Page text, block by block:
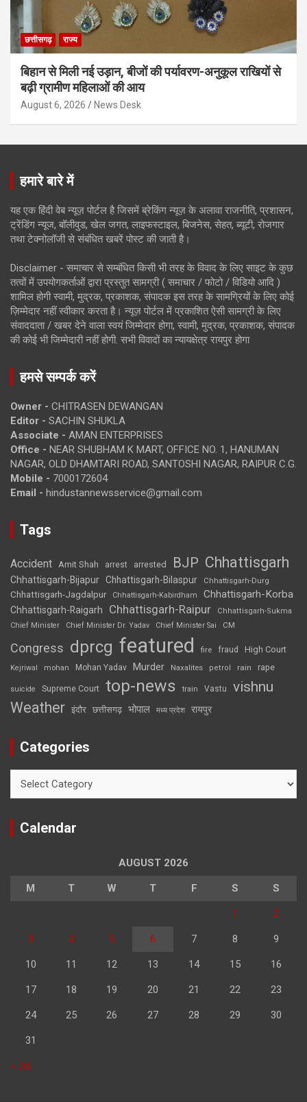
छत्तीसगढ़ राज्य
बिहान से मिली नई उड़ान, बीजों की पर्यावरण-अनुकूल राखियों से
बढ़ी ग्रामीण महिलाओं की आय
August 6, 2026 News Desk
हमारे बारे में
यह एक हिंदी वेब न्यूज़ पोर्टल है जिसमें ब्रेकिंग न्यूज़ के अलावा राजनीति, प्रशासन,
ट्रेंडिंग न्यूज, बॉलीवुड, खेल जगत, लाइफस्टाइल, बिजनेस, सेहत, ब्यूटी, रोजगार
तथा टेक्नोलॉजी से संबंधित खबरें पोस्ट की जाती है।
Disclaimer - समाचार से सम्बंधित किसी भी तरह के विवाद के लिए साइट के कुछ
तत्वों में उपयोगकर्ताओं द्वारा प्रस्तुत सामग्री ( समाचार / फोटो / विडियो आदि )
शामिल होगी स्वामी, मुद्रक, प्रकाशक, संपादक इस तरह के सामग्रियों के लिए कोई
ज़िम्मेदार नहीं स्वीकार करता है। न्यूज़ पोर्टल में प्रकाशित ऐसी सामग्री के लिए
संवाददाता / खबर देने वाला स्वयं जिम्मेदार होगा, स्वामी, मुद्रक, प्रकाशक, संपादक
की कोई भी जिम्मेदारी नहीं होगी. सभी विवादों का न्यायक्षेत्र रायपुर होगा
हमसे सम्पर्क करें
Owner - CHITRASEN DEWANGAN
Editor - SACHIN SHUKLA
Associate - AMAN ENTERPRISES
Office - NEAR SHUBHAM K MART, OFFICE NO. 1, HANUMAN
NAGAR, OLD DHAMTARI ROAD, SANTOSHI NAGAR, RAIPUR C.G.
Mobile - 7000172604
Email - hindustannewsservice@gmail.com
Tags
Accident Amit Shah arrest arrested BJP Chhattisgarh
Chhattisgarh-Bijapur Chhattisgarh-Bilaspur Chhattisgarh-Durg
Chhattisgarh-Jagdalpur Chhattisgarh-Kabirdham Chhattisgarh-Korba
Chhattisgarh-Raigarh Chhattisgarh-Raipur
Chhattisgarh-Sukma
Chief Minister
Chief Minister Dr. Yadav Chief Minister Sai CM
Congress dprcg featured fire fraud High Court
Kejriwal mohan Mohan Yadav Murder Naxalites petrol rain rape
suicide Supreme Court top-news train Vastu vishnu
Weather इंदौर छत्तीसगढ़ भोपाल मध्य प्रदेश रायपुर
Categories
Calendar
AUGUST 2026
M T W T F S S
1 2
3 4 5 6 7 8 9
10 11 12 13 14 15 16
17 18 19 20 21 22 23
24 25 26 27 28 29 30
31
« Jul